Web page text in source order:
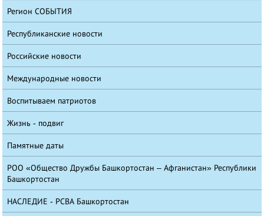
Регион СОБЫТИЯ
Республиканские новости
Российские новости
Международные новости
Воспитываем патриотов
Жизнь - подвиг
Памятные даты
РОО «Общество Дружбы Башкортостан – Афганистан» Республики
Башкортостан
НАСЛЕДИЕ - РСВА Башкортостан